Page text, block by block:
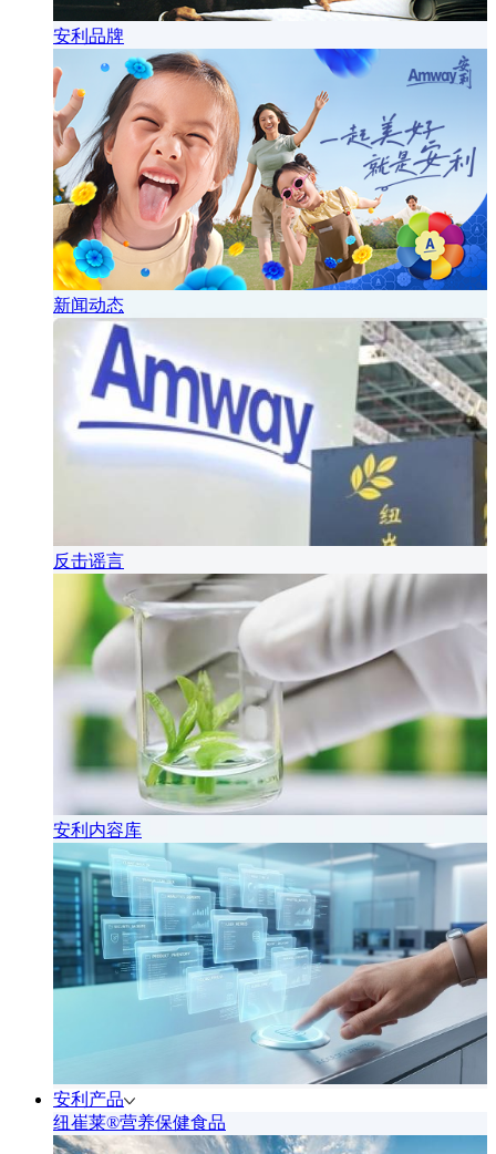
安利品牌
新闻动态
反击谣言
安利内容库
安利产品
纽崔莱®营养保健食品